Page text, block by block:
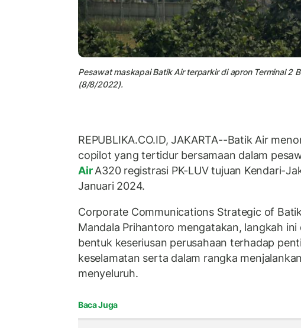
Pesawat maskapai Batik Air terparkir di apron Terminal 2
(8/8/2022).
REPUBLIKA.CO.ID, JAKARTA--Batik Air
copilot yang tertidur bersamaan dalam
AirA320 registrasi PK-LUV tujuan Kendari-
Januari 2024.
Corporate Communications Strategic of
Mandala Prihantoro mengatakan, langkah ini
bentuk keseriusan perusahaan terhadap
keselamatan serta dalam rangka
menyeluruh.
Baca Juga